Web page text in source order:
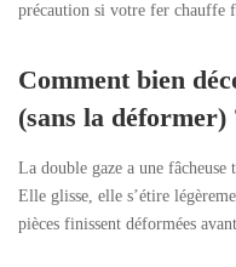
précaution si votre fer chauffe
Comment bien
(sans la déformer)
La double gaze a une fâcheuse
Elle glisse, elle s’étire
pièces finissent déformées